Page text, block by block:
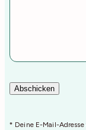
* Deine E-Mail-